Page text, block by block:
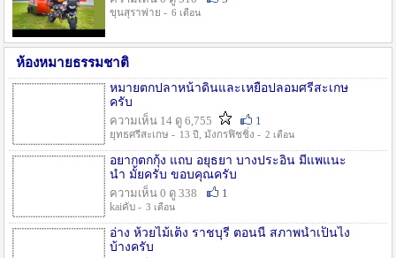
ขุนสุราพ่าย - 6 เดือน
ห้องหมายธรรมชาติ
หมายตกปลาหน้าดินและเหยื่อปลอมศรีสะเกษ
ครับ
ความเห็น 14 ดู 6,755
1
ยุทธศรีสะเกษ - 13 ปี , มังกรฟิชชิ่ง - 2 เดือน
อยากตกกุ้ง แถบ อยุธยา บางประอิน มีแพแนะ
นำ มั้ยครับ ขอบคุณครับ
ความเห็น 0 ดู 338
1
kaiคับ - 3 เดือน
อ่าง ห้วยไม้เต็ง ราชบุรี ตอนนี้ สภาพน้ำเป็นไง
บ้างครับ